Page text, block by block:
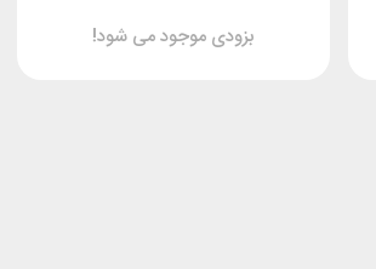
بزودی موجود می شود!